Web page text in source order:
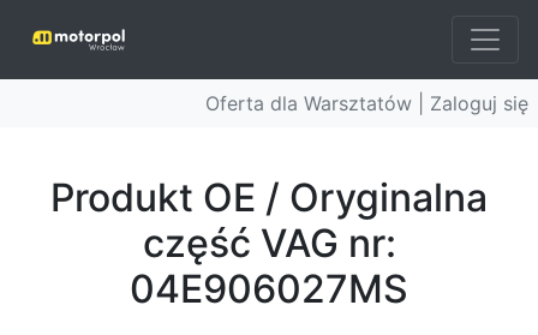
Oferta dla Warsztatów | Zaloguj się
Produkt OE / Oryginalna
część VAG nr:
04E906027MS